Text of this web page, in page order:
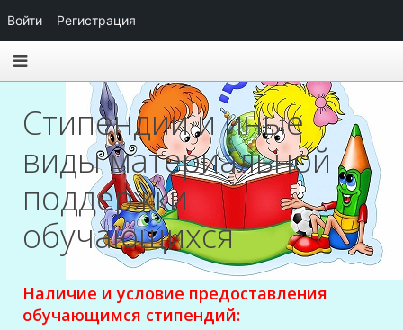
Стипендии и иные
виды материальной
поддержки
обучающихся
Наличие и условие предоставления
обучающимся стипендий:
Войти Регистрация